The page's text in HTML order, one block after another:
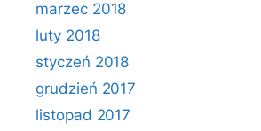
marzec 2018
luty 2018
styczeń 2018
grudzień 2017
listopad 2017